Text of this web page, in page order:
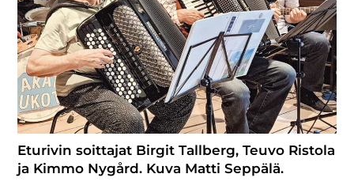
Eturivin soittajat Birgit Tallberg, Teuvo Ristola
ja Kimmo Nygård. Kuva Matti Seppälä.